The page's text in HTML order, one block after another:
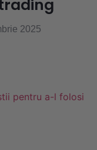
2025